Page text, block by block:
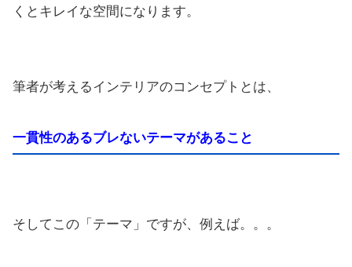
くとキレイな空間になります。
筆者が考えるインテリアのコンセプトとは、
一貫性のあるブレないテーマがあること
そしてこの「テーマ」ですが、例えば。。。